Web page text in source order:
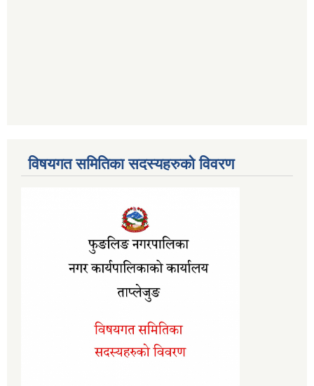
विषयगत समितिका सदस्यहरुको विवरण